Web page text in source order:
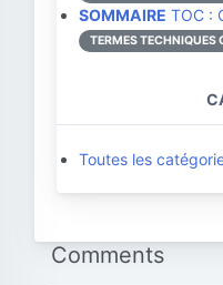
SOMMAIRE TOC :
TERMES TECHNIQUES
Toutes les
Comments